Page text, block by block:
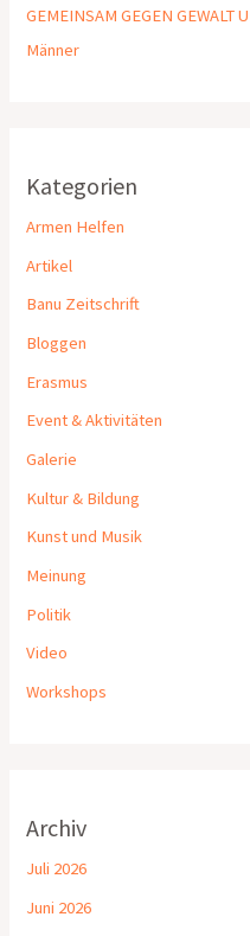
GEMEINSAM GEGEN GEWALT
Männer
Kategorien
Armen Helfen
Artikel
Banu Zeitschrift
Bloggen
Erasmus
Event & Aktivitäten
Galerie
Kultur & Bildung
Kunst und Musik
Meinung
Politik
Video
Workshops
Archiv
Juli 2026
Juni 2026